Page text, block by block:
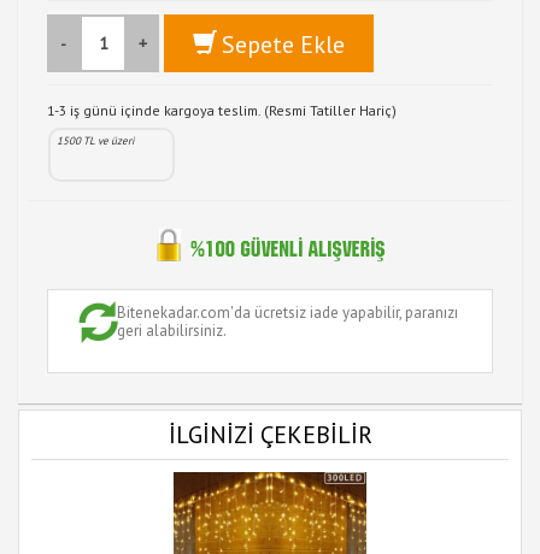
- + Sepete Ekle
1-3 iş günü içinde kargoya teslim. (Resmi Tatiller Hariç)
1500 TL ve üzeri
Bitenekadar.com'da ücretsiz iade yapabilir, paranızı
geri alabilirsiniz.
İLGİNİZİ ÇEKEBİLİR